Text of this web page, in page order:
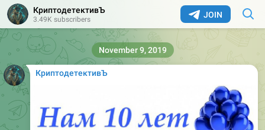
JOIN
КриптодетективЪ
3.49K subscribers
КриптодетективЪ
November 9, 2019